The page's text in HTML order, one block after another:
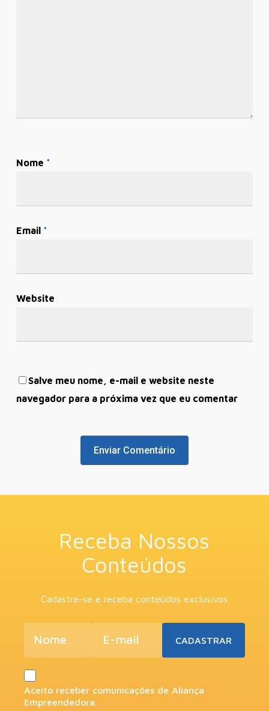
Nome *
Email *
Website
Salve meu nome, e-mail e website neste
navegador para a próxima vez que eu comentar
Receba Nossos
Conteúdos
Cadastre-se e receba conteúdos exclusivos
Aceito receber comunicações de Aliança
Empreendedora.